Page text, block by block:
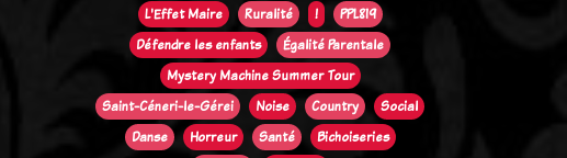
L'Effet Maire
Ruralité !
PPL819
Défendre les enfants
Égalité Parentale
Mystery Machine Summer Tour
Saint-Céneri-le-Gérei
Noise Country
Social
Danse
Horreur Santé
Bichoiseries